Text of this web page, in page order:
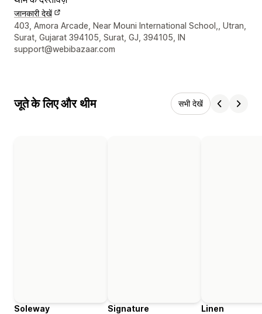
जानकारी देखें
डिज़ाइनर के संपर्क की जानकारी
403, Amora Arcade, Near Mouni International School,, Utran,
Surat, Gujarat 394105, Surat, GJ, 394105, IN
support@webibazaar.com
जूते के लिए और थीम सभी देखें
Soleway
Signature
Linen